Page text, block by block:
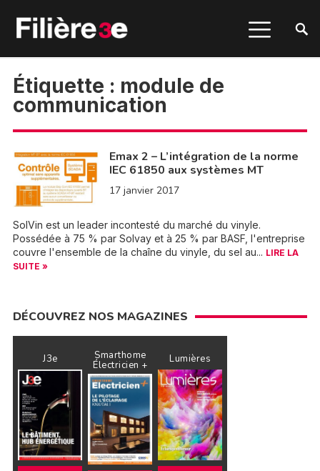
Étiquette : module de
communication
Emax 2 – L’intégration de la norme
IEC 61850 aux systèmes MT
17 janvier 2017
SolVin est un leader incontesté du marché du vinyle.
Possédée à 75 % par Solvay et à 25 % par BASF, l'entreprise
couvre l'ensemble de la chaîne du vinyle, du sel au... LIRE LA
SUITE »
DÉCOUVREZ NOS MAGAZINES
J3e Smarthome
Électricien + Lumières